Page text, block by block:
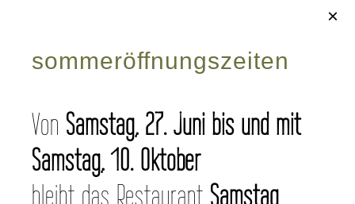
×
sommeröffnungszeiten
Von Samstag, 27. Juni bis und mit
Samstag, 10. Oktober
bleibt das Restaurant Samstag